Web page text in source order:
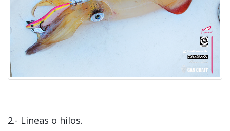
2.- Lineas o hilos.